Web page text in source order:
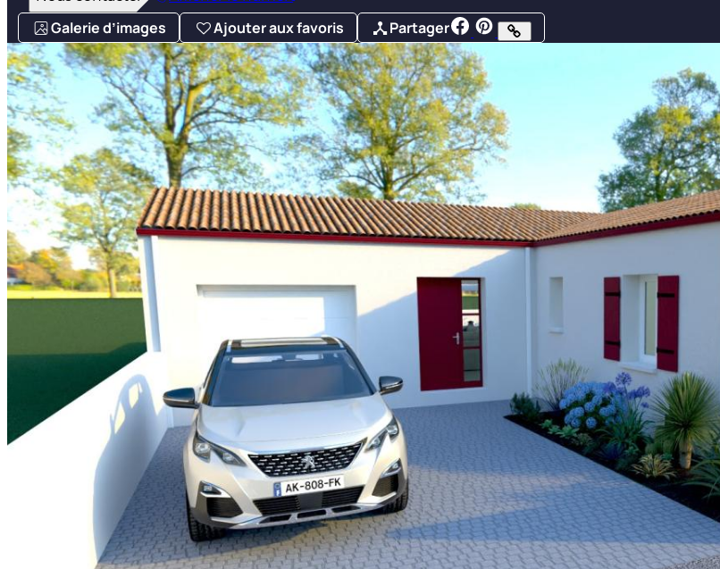
Galerie d’images Ajouter aux favoris Partager